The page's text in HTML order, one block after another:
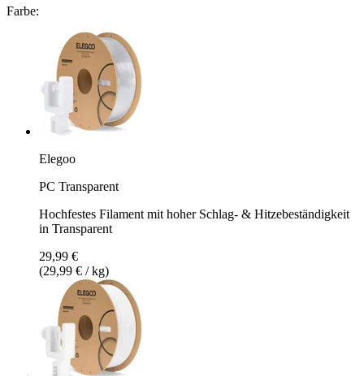
Farbe:
Elegoo
PC Transparent
Hochfestes Filament mit hoher Schlag- & Hitzebeständigkeit
in Transparent
29,99 €
(29,99 € / kg)